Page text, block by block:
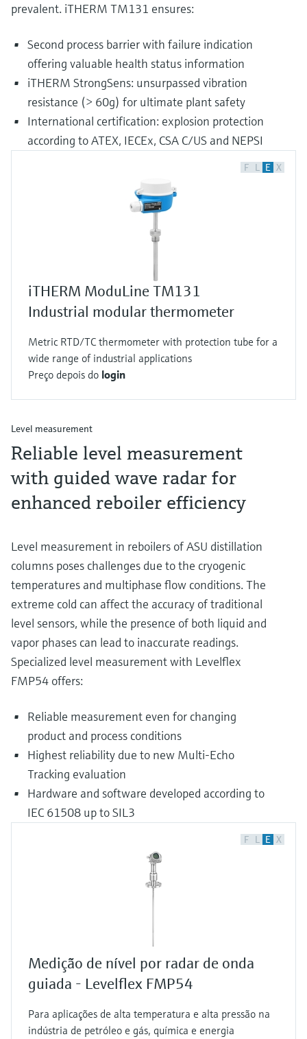
prevalent. iTHERM TM131 ensures:
Second process barrier with failure indication
offering valuable health status information
iTHERM StrongSens: unsurpassed vibration
resistance (> 60g) for ultimate plant safety
International certification: explosion protection
according to ATEX, IECEx, CSA C/US and NEPSI
F L E X
iTHERM ModuLine TM131
Industrial modular thermometer
Metric RTD/TC thermometer with protection tube for a
wide range of industrial applications
Preço depois do login
Level measurement
Reliable level measurement
with guided wave radar for
enhanced reboiler efficiency
Level measurement in reboilers of ASU distillation
columns poses challenges due to the cryogenic
temperatures and multiphase flow conditions. The
extreme cold can affect the accuracy of traditional
level sensors, while the presence of both liquid and
vapor phases can lead to inaccurate readings.
Specialized level measurement with Levelflex
FMP54 offers:
Reliable measurement even for changing
product and process conditions
Highest reliability due to new Multi-Echo
Tracking evaluation
Hardware and software developed according to
IEC 61508 up to SIL3
F L E X
Medição de nível por radar de onda
guiada - Levelflex FMP54
Para aplicações de alta temperatura e alta pressão na
indústria de petróleo e gás, química e energia